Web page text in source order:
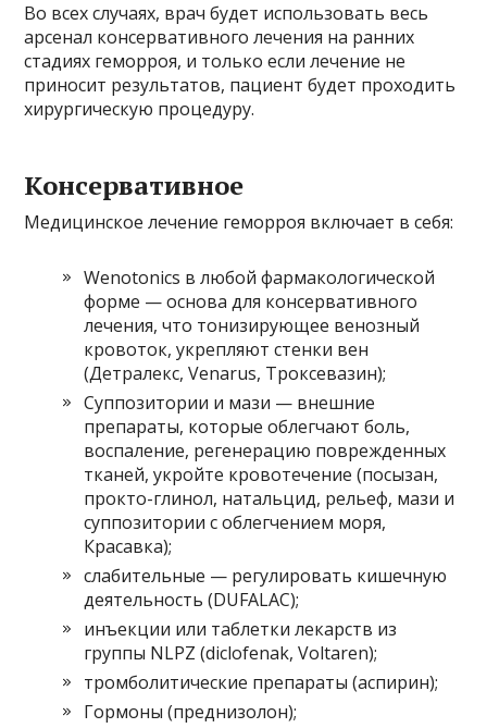
Во всех случаях, врач будет использовать весь
арсенал консервативного лечения на ранних
стадиях геморроя, и только если лечение не
приносит результатов, пациент будет проходить
хирургическую процедуру.
Консервативное
Медицинское лечение геморроя включает в себя:
Wenotonics в любой фармакологической
форме — основа для консервативного
лечения, что тонизирующее венозный
кровоток, укрепляют стенки вен
(Детралекс, Venarus, Троксевазин);
Суппозитории и мази — внешние
препараты, которые облегчают боль,
воспаление, регенерацию поврежденных
тканей, укройте кровотечение (посызан,
прокто-глинол, натальцид, рельеф, мази и
суппозитории с облегчением моря,
Красавка);
слабительные — регулировать кишечную
деятельность (DUFALAC);
инъекции или таблетки лекарств из
группы NLPZ (diclofenak, Voltaren);
тромболитические препараты (аспирин);
Гормоны (преднизолон);